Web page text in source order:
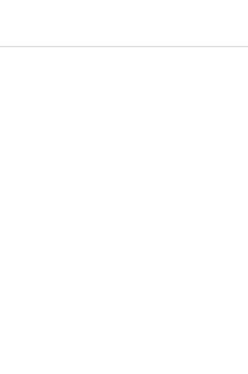
! 이야기모바일 헬스케어 요금제